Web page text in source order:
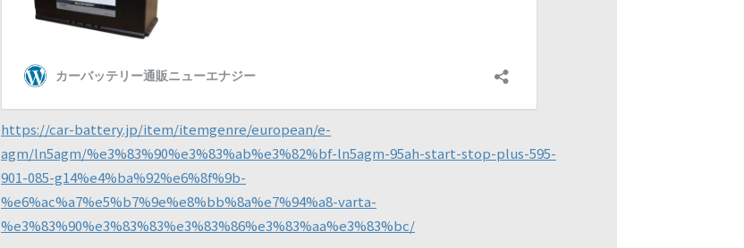
https://car-battery.jp/item/itemgenre/european/e-
agm/ln5agm/%e3%83%90%e3%83%ab%e3%82%bf-ln5agm-95ah-start-stop-plus-595-
901-085-g14%e4%ba%92%e6%8f%9b-
%e6%ac%a7%e5%b7%9e%e8%bb%8a%e7%94%a8-varta-
%e3%83%90%e3%83%83%e3%83%86%e3%83%aa%e3%83%bc/